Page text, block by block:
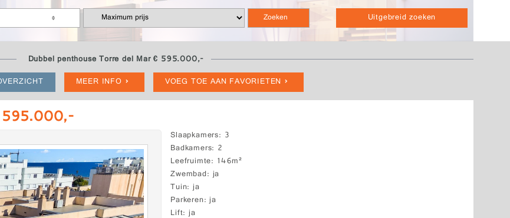
Uitgebreid zoeken
Dubbel penthouse Torre del Mar € 595.000,-
MEER INFO VOEG TOE AAN FAVORIETEN
595.000,-
Slaapkamers 3
Badkamers 2
Leefruimte 146m²
Zwembad ja
Tuin ja
Parkeren ja
Lift ja